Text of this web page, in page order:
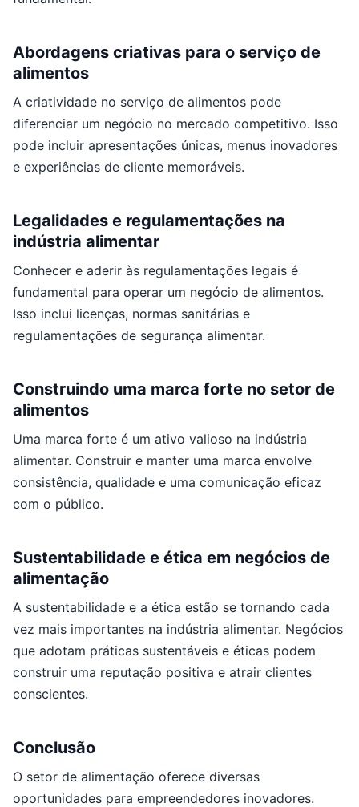
Abordagens criativas para o serviço de
alimentos
A criatividade no serviço de alimentos pode
diferenciar um negócio no mercado competitivo. Isso
pode incluir apresentações únicas, menus inovadores
e experiências de cliente memoráveis.
Legalidades e regulamentações na
indústria alimentar
Conhecer e aderir às regulamentações legais é
fundamental para operar um negócio de alimentos.
Isso inclui licenças, normas sanitárias e
regulamentações de segurança alimentar.
Construindo uma marca forte no setor de
alimentos
Uma marca forte é um ativo valioso na indústria
alimentar. Construir e manter uma marca envolve
consistência, qualidade e uma comunicação eficaz
com o público.
Sustentabilidade e ética em negócios de
alimentação
A sustentabilidade e a ética estão se tornando cada
vez mais importantes na indústria alimentar. Negócios
que adotam práticas sustentáveis e éticas podem
construir uma reputação positiva e atrair clientes
conscientes.
Conclusão
O setor de alimentação oferece diversas
oportunidades para empreendedores inovadores.